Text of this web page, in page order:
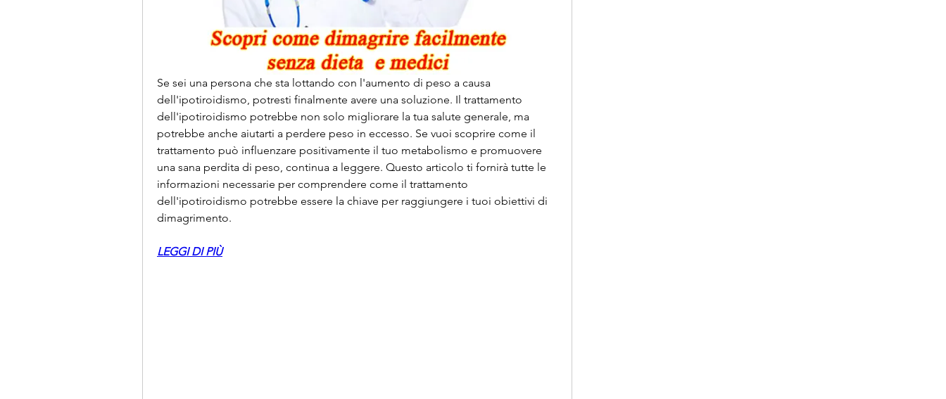
Se sei una persona che sta lottando con l'aumento di peso a causa
dell'ipotiroidismo, potresti finalmente avere una soluzione. Il trattamento
dell'ipotiroidismo potrebbe non solo migliorare la tua salute generale, ma
potrebbe anche aiutarti a perdere peso in eccesso. Se vuoi scoprire come il
trattamento può influenzare positivamente il tuo metabolismo e promuovere
una sana perdita di peso, continua a leggere. Questo articolo ti fornirà tutte le
informazioni necessarie per comprendere come il trattamento
dell'ipotiroidismo potrebbe essere la chiave per raggiungere i tuoi obiettivi di
dimagrimento.
LEGGI DI PIÙ